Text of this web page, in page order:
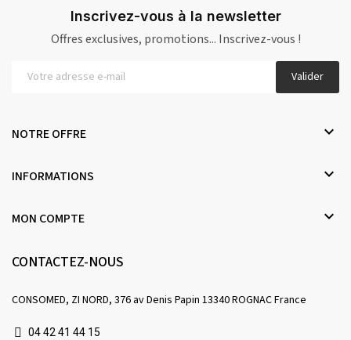
Inscrivez-vous à la newsletter
Offres exclusives, promotions... Inscrivez-vous !
Valider
NOTRE OFFRE 
INFORMATIONS 
MON COMPTE 
CONTACTEZ-NOUS
CONSOMED, ZI NORD, 376 av Denis Papin 13340 ROGNAC France
04 42 41 44 15